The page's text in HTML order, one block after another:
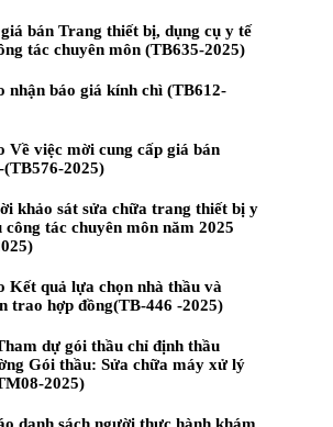
bán Trang thiết bị, dụng cụ y tế
tác chuyên môn (TB635-2025)
nhận báo giá kính chì (TB612-
Về việc mời cung cấp giá bán
(TB576-2025)
khảo sát sửa chữa trang thiết bị y
công tác chuyên môn năm 2025
Kết quả lựa chọn nhà thầu và
trao hợp đồng(TB-446 -2025)
dự gói thầu chỉ định thầu
Gói thầu: Sửa chữa máy xử lý
2025)